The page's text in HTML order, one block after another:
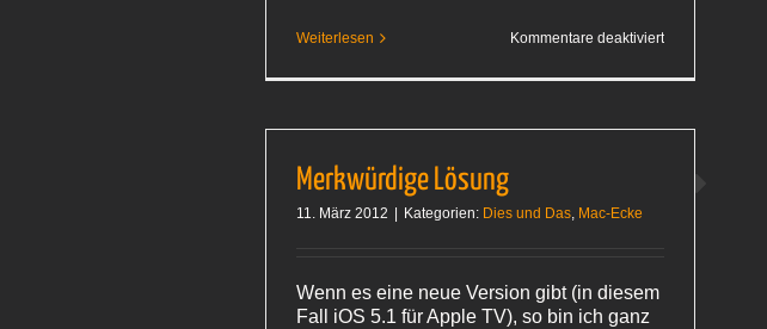
Weiterlesen Kommentare deaktiviertfür
Merkwürdige Lösung
11. März 2012 Kategorien: Dies und Das, Mac-Ecke
Wenn es eine neue Version gibt (in diesem
Fall iOS 5.1 für Apple TV), so bin ich ganz